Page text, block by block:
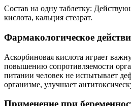
Состав на одну таблетку:
кислота, кальция стеарат.
Фармакологическое
Аскорбиновая кислота играет
повышению сопротивляемости
питании человек не испытывает
организме, улучшает